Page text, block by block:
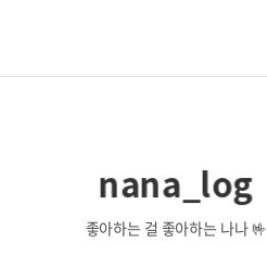
nana_log
좋아하는 걸 좋아하는 나나 🤟